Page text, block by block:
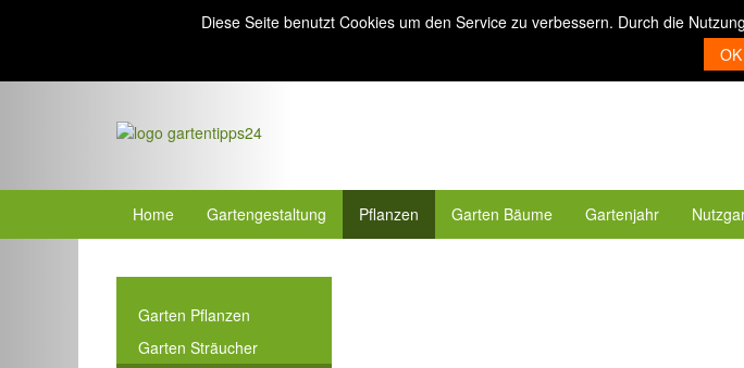
Diese Seite benutzt Cookies um den Service zu verbessern. Durch die
OK
Home Gartengestaltung Pflanzen Garten Bäume Gartenjahr
Garten Pflanzen
Garten Sträucher